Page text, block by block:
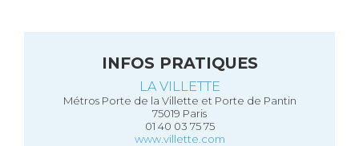
INFOS PRATIQUES
LA VILLETTE
Métros Porte de la Villette et Porte de Pantin
75019 Paris
01 40 03 75 75
www.villette.com